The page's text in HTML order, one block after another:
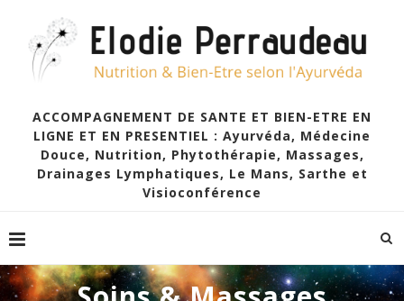
ACCOMPAGNEMENT DE SANTE ET BIEN-ETRE EN
LIGNE ET EN PRESENTIEL : Ayurvéda, Médecine
Douce, Nutrition, Phytothérapie, Massages,
Drainages Lymphatiques, Le Mans, Sarthe et
Visioconférence